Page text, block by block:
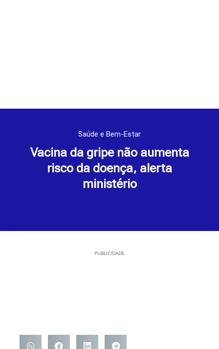
Saúde e Bem-Estar
Vacina da gripe não aumenta
risco da doença, alerta
ministério
PUBLICIDADE